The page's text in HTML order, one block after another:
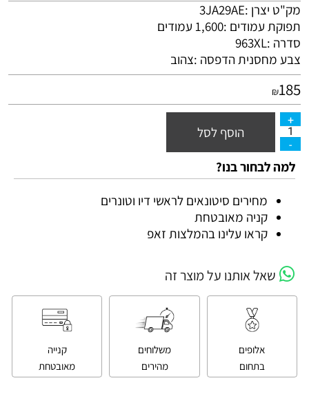
מק"ט יצרן :3JA29AE
תפוקת עמודים :1,600 עמודים
סדרה :963XL
צבע מחסנית הדפסה :צהוב
₪185
הוסף לסל
למה לבחור בנו?
מחירים סיטונאים לראשי דיו וטונרים
קניה מאובטחת
קראו עלינו בהמלצות זאפ
שאל אותנו על מוצר זה
אלופים
בתחום
משלוחים
מהירים
קנייה
מאובטחת